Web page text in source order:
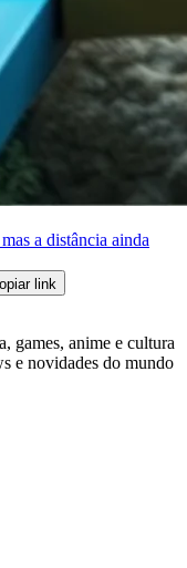
a distância ainda
link
games, anime e cultura
e novidades do mundo